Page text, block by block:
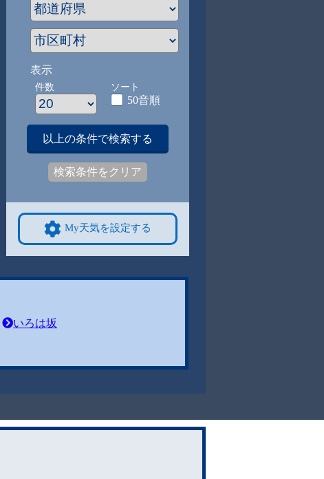
表示
件数 ソート
50音順
以上の条件で検索する
検索条件をクリア
My天気を設定する
いろは坂